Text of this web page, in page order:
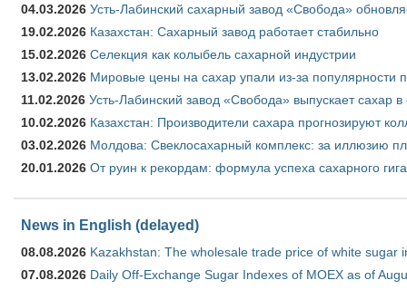
04.03.2026 Усть-Лабинский сахарный завод «Свобода»
19.02.2026 Казахстан: Сахарный завод работает стабильно
15.02.2026 Селекция как колыбель сахарной индустрии
13.02.2026 Мировые цены на сахар упали из-за популярности
11.02.2026 Усть-Лабинский завод «Свобода» выпускает сахар в
10.02.2026 Казахстан: Производители сахара прогнозируют
03.02.2026 Молдова: Свеклосахарный комплекс: за иллюзию
20.01.2026 От руин к рекордам: формула успеха сахарного
News in English (delayed)
08.08.2026 Kazakhstan: The wholesale trade price of white sugar
07.08.2026 Daily Off-Exchange Sugar Indexes of MOEX as of